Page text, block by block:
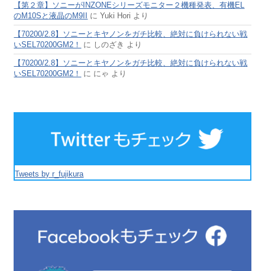
【第２章】ソニーがINZONEシリーズモニター２機種発表、有機EL
のM10Sと液晶のM9II
にYuki Hori より
【70200/2.8】ソニーとキヤノンをガチ比較、絶対に負けられない戦
いSEL70200GM2！
に しのざき より
【70200/2.8】ソニーとキヤノンをガチ比較、絶対に負けられない戦
いSEL70200GM2！
に にゃ より
Tweets by r_fujikura